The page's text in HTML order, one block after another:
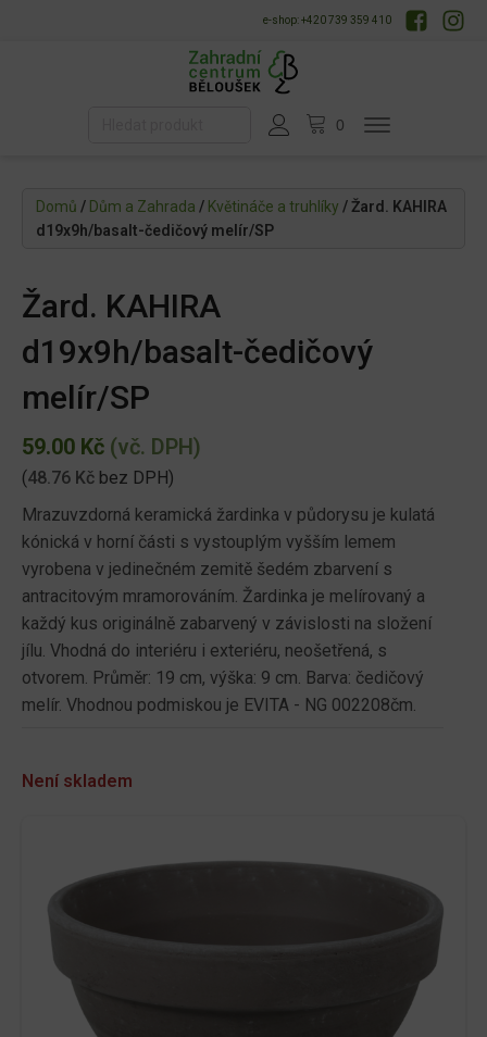
e-shop: +420 739 359 410
Domů / Dům a Zahrada / Květináče a truhlíky / Žard. KAHIRA
d19x9h/basalt-čedičový melír/SP
Žard. KAHIRA
d19x9h/basalt-čedičový
melír/SP
59.00 Kč (vč. DPH)
(48.76 Kč bez DPH)
Mrazuvzdorná keramická žardinka v půdorysu je kulatá
kónická v horní části s vystouplým vyšším lemem
vyrobena v jedinečném zemitě šedém zbarvení s
antracitovým mramorováním. Žardinka je melírovaný a
každý kus originálně zabarvený v závislosti na složení
jílu. Vhodná do interiéru i exteriéru, neošetřená, s
otvorem. Průměr: 19 cm, výška: 9 cm. Barva: čedičový
melír. Vhodnou podmiskou je EVITA - NG 002208čm.
Není skladem